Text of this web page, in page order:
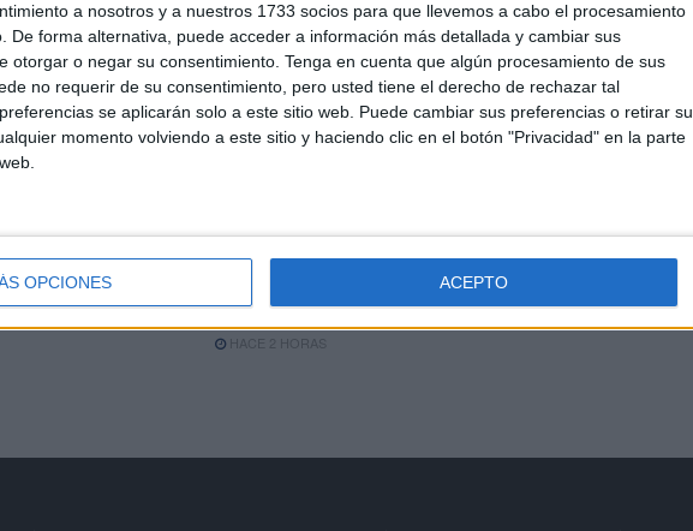
a nosotros y a nuestros 1733 socios para que llevemos a cabo el procesamiento
De forma alternativa, puede acceder a información más detallada y cambiar sus
otorgar o negar su consentimiento. Tenga en cuenta que algún procesamiento de sus
no requerir de su consentimiento, pero usted tiene el derecho de rechazar tal
se aplicarán solo a este sitio web. Puede cambiar sus preferencias o retirar su
momento volviendo a este sitio y haciendo clic en el botón "Privacidad" en la parte
OPCIONES ACEPTO
Condenado tras entrar en
una casa: se llegó a meter en
la cama de su dueña
HACE 2 HORAS
Ingesa presta 391
asistencias y refuerza los
dispositivos 'extra' con más
de 500 atenciones
HACE 2 HORAS